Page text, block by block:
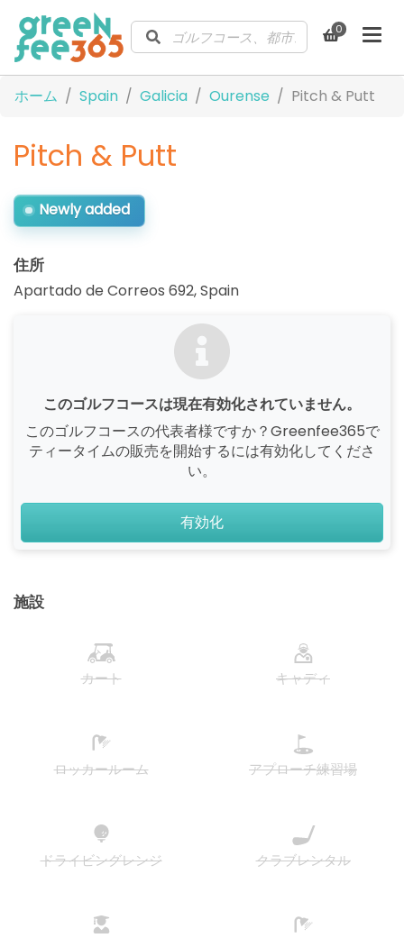
0
ホーム Spain Galicia Ourense Pitch & Putt
Pitch & Putt
Newly added
住所
Apartado de Correos 692,Spain
このゴルフコースは現在有効化されていません。
このゴルフコースの代表者様ですか？Greenfee365で
ティータイムの販売を開始するには有効化してくださ
い。
有効化
施設
カート キャディ
ロッカールーム アプローチ練習場
ドライビングレンジ クラブレンタル